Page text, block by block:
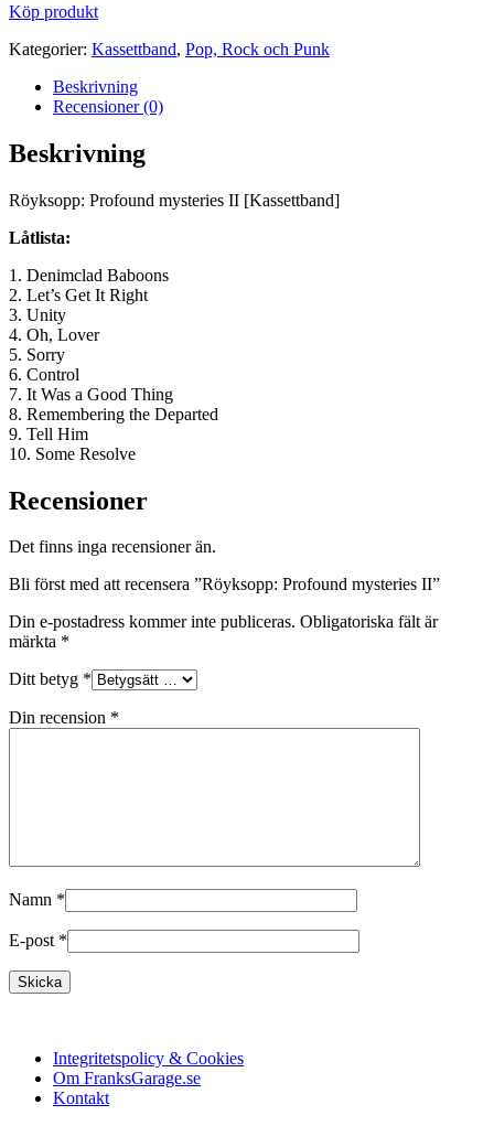
Köp produkt
Kategorier: Kassettband, Pop, Rock och Punk
Beskrivning
Recensioner (0)
Beskrivning
Röyksopp: Profound mysteries II [Kassettband]
Låtlista:
1. Denimclad Baboons
2. Let’s Get It Right
3. Unity
4. Oh, Lover
5. Sorry
6. Control
7. It Was a Good Thing
8. Remembering the Departed
9. Tell Him
10. Some Resolve
Recensioner
Det finns inga recensioner än.
Bli först med att recensera ”Röyksopp: Profound mysteries II”
Din e-postadress kommer inte publiceras. Obligatoriska fält är
märkta *
Ditt betyg *
Din recension *
Namn *
E-post *
Integritetspolicy & Cookies
Om FranksGarage.se
Kontakt